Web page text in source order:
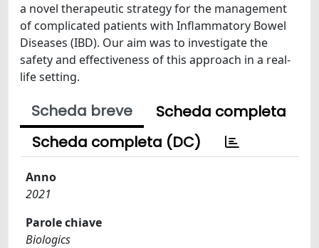
a novel therapeutic strategy for the management
of complicated patients with Inflammatory Bowel
Diseases (IBD). Our aim was to investigate the
safety and effectiveness of this approach in a real-
life setting.
Scheda breve
Scheda completa
Scheda completa (DC)
Anno
2021
Parole chiave
Biologics